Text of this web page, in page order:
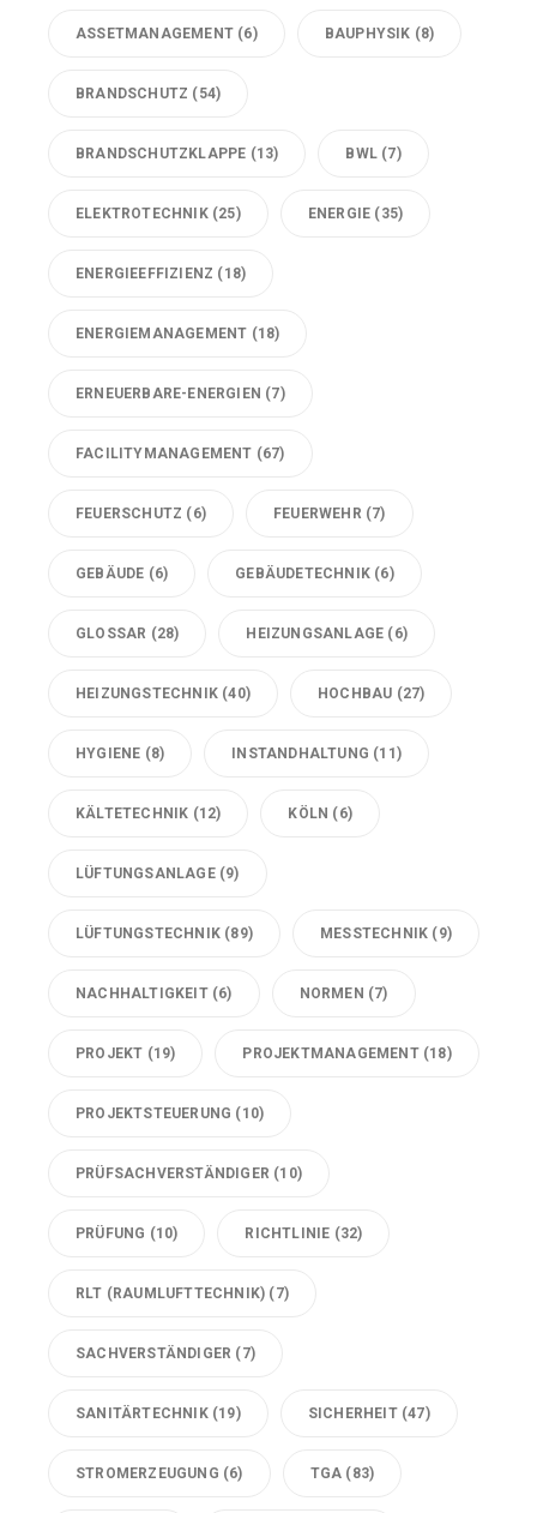
ASSETMANAGEMENT (6) BAUPHYSIK (8)
BRANDSCHUTZ (54)
BRANDSCHUTZKLAPPE (13) BWL (7)
ELEKTROTECHNIK(25) ENERGIE (35)
ENERGIEEFFIZIENZ (18)
ENERGIEMANAGEMENT (18)
ERNEUERBARE-ENERGIEN (7)
FACILITYMANAGEMENT (67)
FEUERSCHUTZ (6) FEUERWEHR (7)
GEBÄUDE (6) GEBÄUDETECHNIK (6)
GLOSSAR (28) HEIZUNGSANLAGE (6)
HEIZUNGSTECHNIK (40) HOCHBAU (27)
HYGIENE (8) INSTANDHALTUNG (11)
KÄLTETECHNIK (12) KÖLN (6)
LÜFTUNGSANLAGE(9)
LÜFTUNGSTECHNIK (89) MESSTECHNIK (9)
NACHHALTIGKEIT(6) NORMEN (7)
PROJEKT (19) PROJEKTMANAGEMENT(18)
PROJEKTSTEUERUNG (10)
PRÜFSACHVERSTÄNDIGER (10)
PRÜFUNG (10) RICHTLINIE (32)
RLT (RAUMLUFTTECHNIK) (7)
SACHVERSTÄNDIGER (7)
SANITÄRTECHNIK(19) SICHERHEIT(47)
STROMERZEUGUNG (6) TGA (83)